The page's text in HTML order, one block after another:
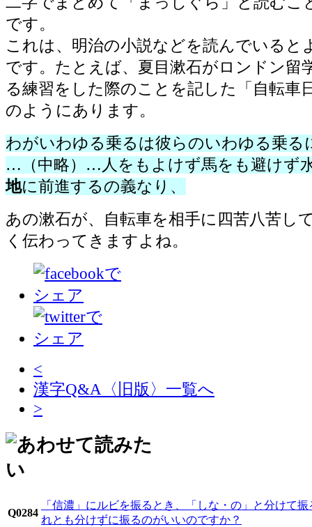
です。
これは、明治の小説などを読んでいると
です。たとえば、夏目漱石がロンドン留
る練習をした際のことを記した「自転車
のようにあります。
わがいわゆる乗るは彼らのいわゆる乗る
…（中略）…人をもよけず馬をも避けず
地に前進するの義なり、
あの漱石が、自転車を相手に四苦八苦し
く伝わってきますよね。
<
漢字Q&A〈旧版〉一覧へ
>
Q0284
「信濃」にルビを振るとき、「しな・の」と分けて
れとも分けずに振るのがいいのですか？